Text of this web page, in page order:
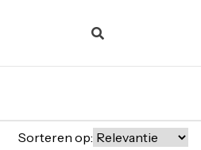
Sorteren op: